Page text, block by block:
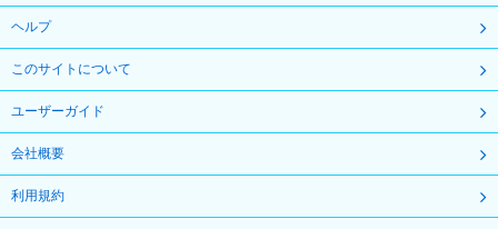
ヘルプ
このサイトについて
ユーザーガイド
会社概要
利用規約